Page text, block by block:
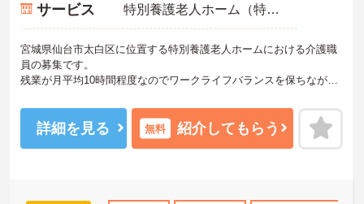
サービス 特別養護老人ホーム（特養）
宮城県仙台市太白区に位置する特別養護老人ホームにおける介護職
員の募集です。
残業が月平均10時間程度なのでワークライフバランスを保ちながら
きちんと評価される職場です。また、給与は高水準で月収35万円以
上を目指せます。
ご興味のある方には、面接対策ポイントなど、さらに詳細をお話し
詳細を見る 無料 紹介してもらう